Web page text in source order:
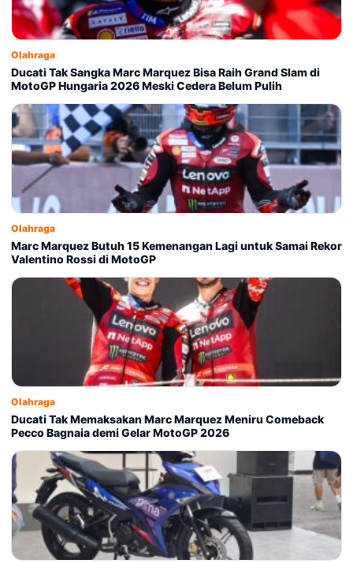
Olahraga
Ducati Tak Sangka Marc Marquez Bisa Raih Grand Slam di
MotoGP Hungaria 2026 Meski Cedera Belum Pulih
Olahraga
Marc Marquez Butuh 15 Kemenangan Lagi untuk Samai Rekor
Valentino Rossi di MotoGP
Olahraga
Ducati Tak Memaksakan Marc Marquez Meniru Comeback
Pecco Bagnaia demi Gelar MotoGP 2026